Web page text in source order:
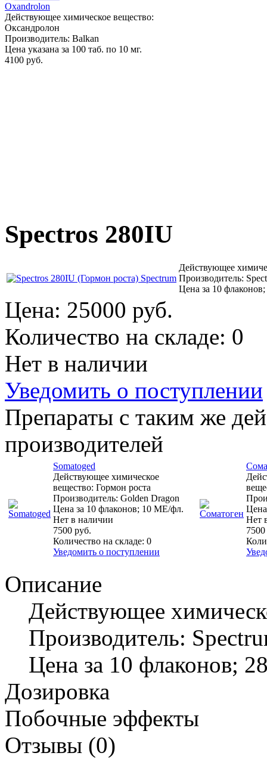
Oxandrolon
Действующее химическое вещество:
Оксандролон
Производитель: Balkan
Цена указана за 100 таб. по 10 мг.
4100 руб.
Spectros 280IU
Действующее
Производитель:
Цена за 10
Цена: 25000 руб.
Количество на складе: 0
Нет в наличии
Уведомить о поступлении
Препараты с таким же
производителей
Somatoged
Действующее химическое
вещество: Гормон роста
Производитель: Golden Dragon
Цена за 10 флаконов; 10 МЕ/фл.
Нет в наличии
7500 руб.
Количество на складе: 0
Уведомить о поступлении
Нет
Описание
Действующее
Производитель:
Цена за 10 флаконов;
Дозировка
Побочные эффекты
Отзывы (0)